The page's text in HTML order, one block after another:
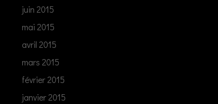
juin 2015
mai 2015
avril 2015
mars 2015
février 2015
janvier 2015